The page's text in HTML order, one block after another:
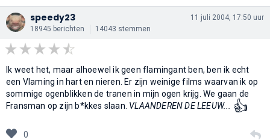
speedy23
18945 berichten 14043 stemmen
11 juli 2004, 17:50 uur
Ik weet het, maar alhoewel ik geen flamingant ben, ben ik echt
een Vlaming in hart en nieren. Er zijn weinige films waarvan ik op
sommige ogenblikken de tranen in mijn ogen krijg. We gaan de
Fransman op zijn b*kkes slaan. VLAANDEREN DE LEEUW... 👍
0